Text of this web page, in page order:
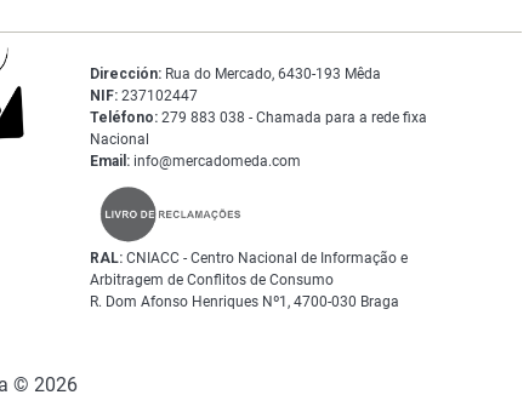
Dirección:Rua do Mercado, 6430-193 Mêda
NIF:237102447
Teléfono:279 883 038 - Chamada para a rede fixa
Nacional
Email:info@mercadomeda.com
RAL:CNIACC - Centro Nacional de Informação e
Arbitragem de Conflitos de Consumo
R. Dom Afonso Henriques Nº1, 4700-030 Braga
© 2026